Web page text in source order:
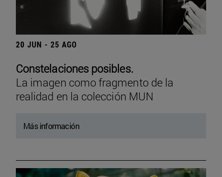
20 JUN - 25 AGO
Constelaciones posibles.
La imagen como fragmento de la
realidad en la colección MUN
Más información